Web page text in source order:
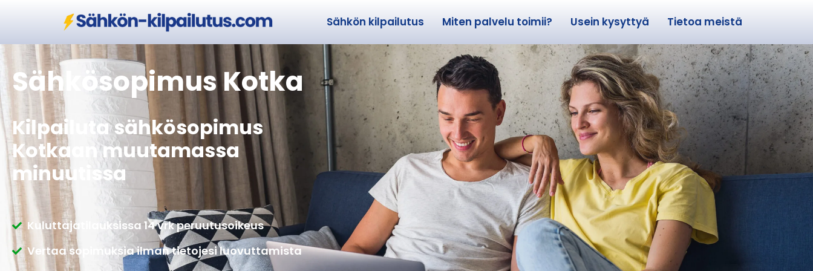
Sähkön kilpailutus Miten palvelu toimii? Usein kysyttyä Tietoa meistä
Sähkösopimus Kotka
Kilpailuta sähkösopimus
Kotkaan muutamassa
minuutissa
Kuluttajatilauksissa 14 vrk peruutusoikeus
Vertaa sopimuksia ilman tietojesi luovuttamista